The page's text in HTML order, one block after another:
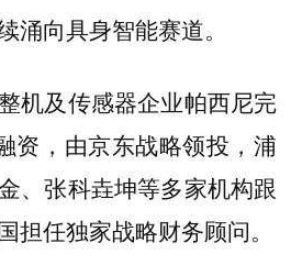
涌向具身智能赛道。
机及传感器企业帕西尼完
资，由京东战略领投，浦
、张科垚坤等多家机构跟
担任独家战略财务顾问。